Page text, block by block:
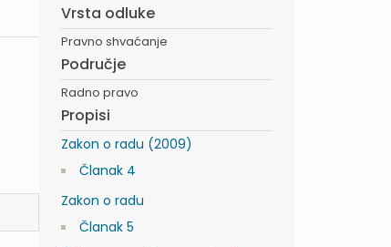
Vrsta odluke
Pravno shvaćanje
Područje
Radno pravo
Propisi
Zakon o radu (2009)
Članak 4
Zakon o radu
Članak 5